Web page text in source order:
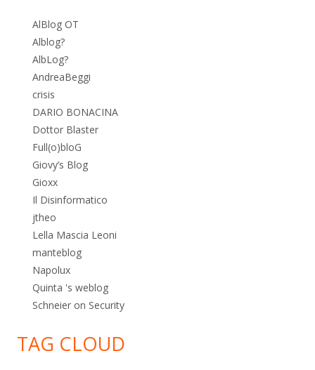
AlBlog OT
Alblog?
AlbLog?
AndreaBeggi
crisis
DARIO BONACINA
Dottor Blaster
Full(o)bloG
Giovy’s Blog
Gioxx
Il Disinformatico
jtheo
Lella Mascia Leoni
manteblog
Napolux
Quinta 's weblog
Schneier on Security
TAG CLOUD